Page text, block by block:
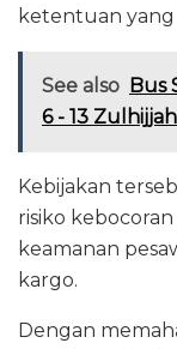
ketentuan
See also Bus
6 - 13
Kebijakan
risiko
keamanan
kargo.
Dengan